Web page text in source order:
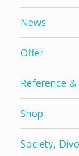
News
Offer
Reference
Shop
Society,